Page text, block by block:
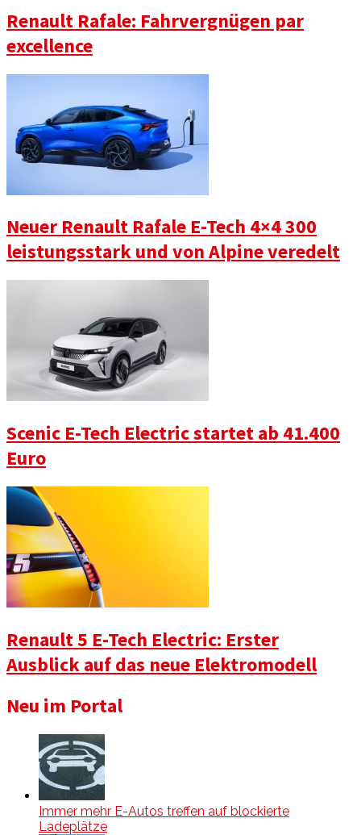
Renault Rafale: Fahrvergnügen par
excellence
Neuer Renault Rafale E-Tech 4×4 300
leistungsstark und von Alpine veredelt
Scenic E-Tech Electric startet ab 41.400
Euro
Renault 5 E-Tech Electric: Erster
Ausblick auf das neue Elektromodell
Neu im Portal
Immer mehr E-Autos treffen auf blockierte
Ladeplätze